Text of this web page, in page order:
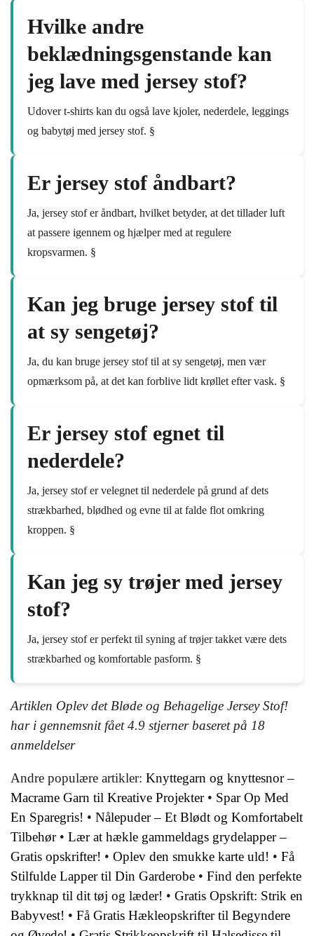
Hvilke andre
beklædningsgenstande kan
jeg lave med jersey stof?
Udover t-shirts kan du også lave kjoler, nederdele, leggings
og babytøj med jersey stof. §
Er jersey stof åndbart?
Ja, jersey stof er åndbart, hvilket betyder, at det tillader luft
at passere igennem og hjælper med at regulere
kropsvarmen. §
Kan jeg bruge jersey stof til
at sy sengetøj?
Ja, du kan bruge jersey stof til at sy sengetøj, men vær
opmærksom på, at det kan forblive lidt krøllet efter vask. §
Er jersey stof egnet til
nederdele?
Ja, jersey stof er velegnet til nederdele på grund af dets
strækbarhed, blødhed og evne til at falde flot omkring
kroppen. §
Kan jeg sy trøjer med jersey
stof?
Ja, jersey stof er perfekt til syning af trøjer takket være dets
strækbarhed og komfortable pasform. §
Artiklen Oplev det Bløde og Behagelige Jersey Stof!
har i gennemsnit fået4.9 stjerner baseret på 18
anmeldelser
Andre populære artikler: Knyttegarn og knyttesnor –
Macrame Garn til Kreative Projekter• Spar Op Med
En Sparegris! • Nålepuder – Et Blødt og Komfortabelt
Tilbehør• Lær at hækle gammeldags grydelapper –
Gratis opskrifter! • Oplev den smukke karte uld! • Få
Stilfulde Lapper til Din Garderobe • Find den perfekte
trykknap til dit tøj og læder! • Gratis Opskrift: Strik en
Babyvest! • Få Gratis Hækleopskrifter til Begyndere